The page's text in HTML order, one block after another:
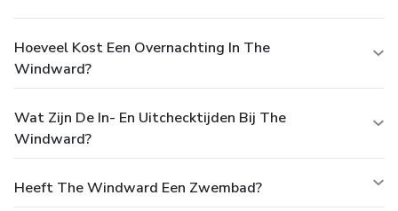
Hoeveel Kost Een Overnachting In The
Windward?
Wat Zijn De In- En Uitchecktijden Bij The
Windward?
Heeft The Windward Een Zwembad?